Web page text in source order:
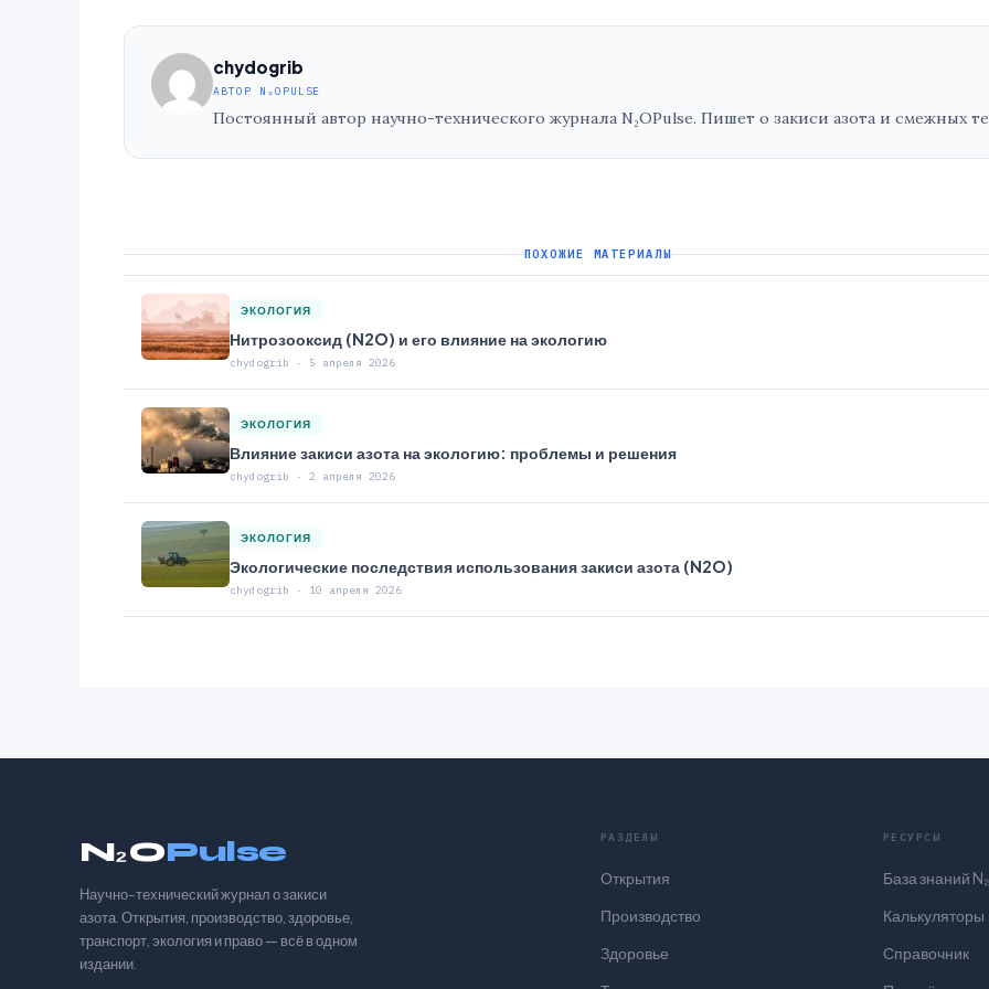
chydogrib
АВТОР N₂OPULSE
Постоянный автор научно-технического журнала N₂OPulse. Пишет о закиси азота и смежных
ПОХОЖИЕ МАТЕРИАЛЫ
ЭКОЛОГИЯ
Нитрозооксид (N2O) и его влияние на экологию
chydogrib · 5 апреля 2026
ЭКОЛОГИЯ
Влияние закиси азота на экологию: проблемы и решения
chydogrib · 2 апреля 2026
ЭКОЛОГИЯ
Экологические последствия использования закиси азота (N2O)
chydogrib · 10 апреля 2026
N₂OPulse
Научно-технический журнал о закиси
азота. Открытия, производство, здоровье,
транспорт, экология и право — всё в одном
издании.
РАЗДЕЛЫ
Открытия
Производство
Здоровье
РЕСУРСЫ
База знаний
Калькуляторы
Справочник